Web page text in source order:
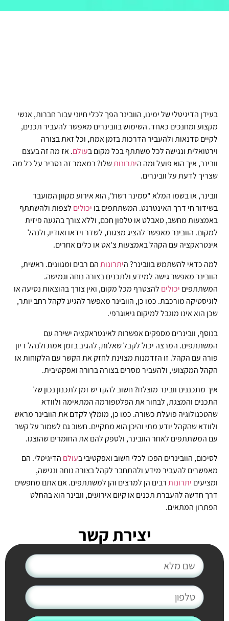
בעידן הדיגיטלי של ימינו, הוובינר הפך לכלי חיוני עבור חברות, אנשי
מקצוע ומחנכים כאחד. השימוש בוובינרים מאפשר להעביר תכנים,
לקיים סדנאות ולהעביר הדרכות בזמן אמת, וכל זאת בצורה
וירטואלית ונגישה לכל משתתף בכל מקום בעולם. אז מה זה בעצם
וובינר, איך הוא פועל ומה היתרונותשלו? במאמר זה נסביר על כל מה
שצריך לדעת על וובינרים.
וובינר, או בשמו המלא "סמינר רשת", הוא אירוע מקוון המועבר
בשידור חי דרך האינטרנט. המשתתפים בו יכולים לצפות ולהשתתף
באמצעות מחשב, טאבלט או טלפון חכם, וללא צורך בהגעה פיזית
למקום. הוובינר מאפשר להציג מצגות, לשדר וידאו ואודיו, ולנהל
אינטראקציה עם הקהל באמצעות צ'אט או כלים אחרים.
למה כדאי להשתמש בוובינר? היתרונותהם רבים ומגוונים. ראשית,
הוובינר מאפשר גישה למידע ולתכנים בצורה נוחה וגמישה.
המשתתפים יכולים להצטרף מכל מקום, ואין צורך בהוצאות נסיעה או
לוגיסטיקה מורכבת. כמו כן, הוובינר מאפשר להגיע לקהל רחב יותר,
שכן הוא אינו מוגבל למיקום גיאוגרפי.
בנוסף, וובינרים מספקים אפשרות לאינטראקציה ישירה עם
המשתתפים. המרצה יכול לקבל שאלות, להגיב בזמן אמת ולנהל דיון
פורה עם הקהל. זו הזדמנות מצוינת לחזק את הקשר עם הלקוחות או
הקהל המקצועי, ולהעביר מסרים בצורה ברורה ואפקטיבית.
איך מתכננים וובינר מוצלח? חשוב להקדיש זמן לתכנון נכון של
התכנים והמצגת, לבחור את הפלטפורמה המתאימה ולוודא
שהטכנולוגיה פועלת כשורה. כמו כן, מומלץ לקדם את הוובינר מראש
ולוודא שהקהל יודע מתי והיכן הוא מתקיים. חשוב גם לשמור על קשר
עם המשתתפים לאחר הוובינר, ולספק להם את החומרים שהוצגו.
לסיכום, הוובינרים הפכו לכלי חשוב ואפקטיבי בעולם הדיגיטלי. הם
מאפשרים להעביר מידע ולהתחבר לקהל בצורה נוחה ונגישה,
ומציעים יתרונותרבים הן למרצים והן למשתתפים. אם אתם מחפשים
דרך חדשה להעברת תכנים או קיום אירועים, וובינר הוא בהחלט
הפתרון המתאים.
יצירת קשר